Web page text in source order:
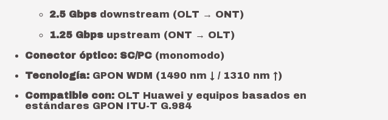
2.5 Gbps downstream (OLT → ONT)
1.25 Gbps upstream (ONT → OLT)
Conector óptico: SC/PC (monomodo)
Tecnología: GPON WDM (1490 nm ↓ / 1310 nm ↑)
Compatible con: OLT Huawei y equipos basados en
estándares GPON ITU-T G.984